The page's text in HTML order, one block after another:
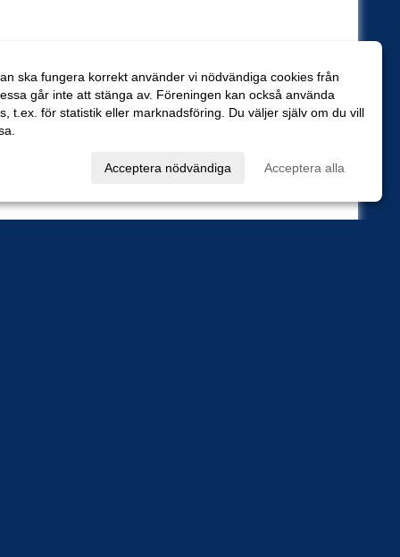
ska fungera korrekt använder vi nödvändiga cookies från
går inte att stänga av. Föreningen kan också använda
t.ex. för statistik eller marknadsföring. Du väljer själv om du vill
Acceptera nödvändiga Acceptera alla